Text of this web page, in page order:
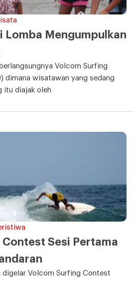
Lomba Mengumpulkan
Volcom Surfing
dimana wisatawan yang sedang
itu diajak oleh
Sesi Pertama
Volcom Surfing Contest